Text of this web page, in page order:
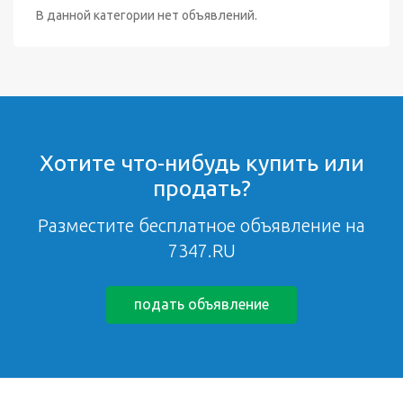
В данной категории нет объявлений.
Хотите что-нибудь купить или
продать?
Разместите бесплатное объявление на
7347.RU
подать объявление